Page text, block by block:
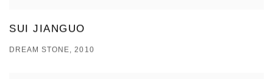
SUI JIANGUO
DREAM STONE, 2010